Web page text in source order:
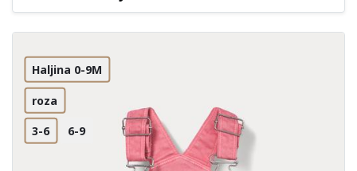
Haljina 0-9M
roza
3-6 6-9